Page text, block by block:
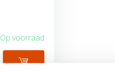
Op voorraad